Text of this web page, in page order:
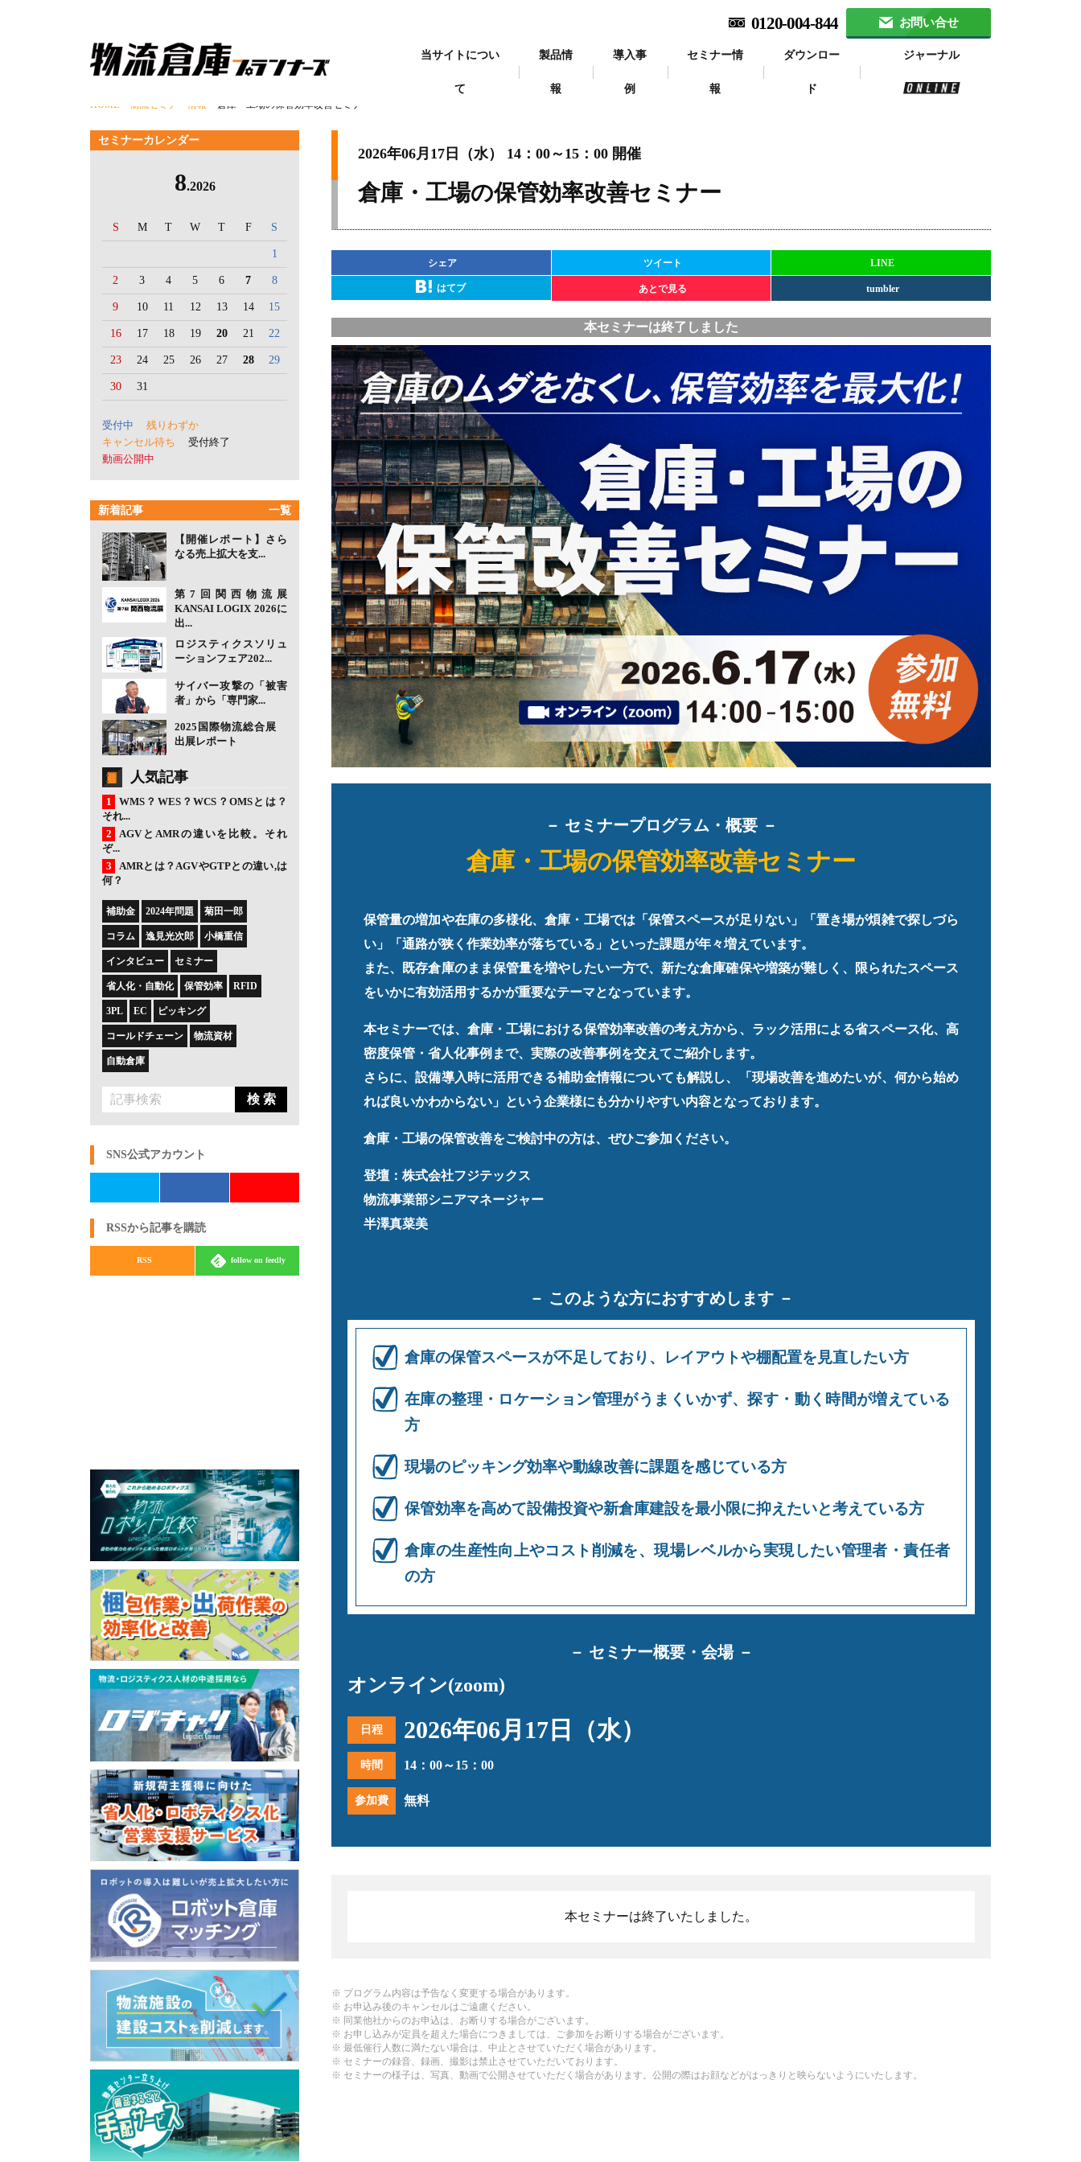
当サイトについ
て
製品情
報
導入事
例
セミナー情
報
ダウンロー
ド
ジャーナル
0120-004-844 お問い合せ
HOME 物流セミナー情報 > 倉庫・工場の保管効率改善セミナー
セミナーカレンダー
8.2026
S M T W T F S
1
2 3 4 5 6 7 8
9 10 11 12 13 14 15
16 17 18 19 20 21 22
23 24 25 26 27 28 29
30 31
受付中
残りわずか
キャンセル待ち
受付終了
動画公開中
新着記事 一覧
【開催レポート】さら
なる売上拡大を支...
第7回関西物流展
KANSAI LOGIX 2026に
出...
ロジスティクスソリュ
ーションフェア202...
サイバー攻撃の「被害
者」から「専門家...
2025国際物流総合展
出展レポート
人気記事
WMS？WES？WCS？OMSとは？
それ...
AGVとAMRの違いを比較。それ
ぞ...
AMRとは？AGVやGTPとの違い,は
何？
補助金 2024年問題 菊田一郎
コラム 逸見光次郎 小橋重信
インタビュー セミナー
省人化・自動化 保管効率 RFID
3PL EC ピッキング
コールドチェーン 物流資材
自動倉庫
検 索
SNS公式アカウント
RSSから記事を購読
RSS follow on feedly
2026年06月17日（水） 14：00～15：00 開催
倉庫・工場の保管効率改善セミナー
シェア ツイート LINE
はてブ あとで見る tumbler
本セミナーは終了しました
－ セミナープログラム・概要 －
倉庫・工場の保管効率改善セミナー
保管量の増加や在庫の多様化、倉庫・工場では「保管スペースが足りない」「置き場が煩雑で探しづら
い」「通路が狭く作業効率が落ちている」といった課題が年々増えています。
また、既存倉庫のまま保管量を増やしたい一方で、新たな倉庫確保や増築が難しく、限られたスペース
をいかに有効活用するかが重要なテーマとなっています。
本セミナーでは、倉庫・工場における保管効率改善の考え方から、ラック活用による省スペース化、高
密度保管・省人化事例まで、実際の改善事例を交えてご紹介します。
さらに、設備導入時に活用できる補助金情報についても解説し、「現場改善を進めたいが、何から始め
れば良いかわからない」という企業様にも分かりやすい内容となっております。
倉庫・工場の保管改善をご検討中の方は、ぜひご参加ください。
登壇：株式会社フジテックス
物流事業部シニアマネージャー
半澤真菜美
－ このような方におすすめします －
倉庫の保管スペースが不足しており、レイアウトや棚配置を見直したい方
在庫の整理・ロケーション管理がうまくいかず、探す・動く時間が増えている
方
現場のピッキング効率や動線改善に課題を感じている方
保管効率を高めて設備投資や新倉庫建設を最小限に抑えたいと考えている方
倉庫の生産性向上やコスト削減を、現場レベルから実現したい管理者・責任者
の方
－ セミナー概要・会場 －
オンライン(zoom)
日程 2026年06月17日（水）
時間 14：00～15：00
参加費 無料
本セミナーは終了いたしました。
プログラム内容は予告なく変更する場合があります。
お申込み後のキャンセルはご遠慮ください。
同業他社からのお申込は、お断りする場合がございます。
お申し込みが定員を超えた場合につきましては、ご参加をお断りする場合がございます。
最低催行人数に満たない場合は、中止とさせていただく場合があります。
セミナーの録音、録画、撮影は禁止させていただいております。
セミナーの様子は、写真、動画で公開させていただく場合があります。公開の際はお顔などがはっきりと映らないようにいたします。